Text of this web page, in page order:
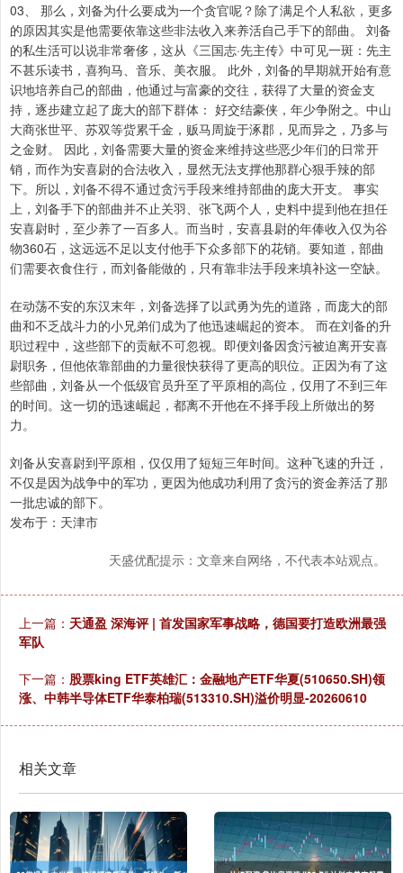
03、 那么，刘备为什么要成为一个贪官呢？除了满足个人私欲，更多
的原因其实是他需要依靠这些非法收入来养活自己手下的部曲。 刘备
的私生活可以说非常奢侈，这从《三国志·先主传》中可见一斑：先主
不甚乐读书，喜狗马、音乐、美衣服。 此外，刘备的早期就开始有意
识地培养自己的部曲，他通过与富豪的交往，获得了大量的资金支
持，逐步建立起了庞大的部下群体： 好交结豪侠，年少争附之。中山
大商张世平、苏双等赀累千金，贩马周旋于涿郡，见而异之，乃多与
之金财。 因此，刘备需要大量的资金来维持这些恶少年们的日常开
销，而作为安喜尉的合法收入，显然无法支撑他那群心狠手辣的部
下。所以，刘备不得不通过贪污手段来维持部曲的庞大开支。 事实
上，刘备手下的部曲并不止关羽、张飞两个人，史料中提到他在担任
安喜尉时，至少养了一百多人。而当时，安喜县尉的年俸收入仅为谷
物360石，这远远不足以支付他手下众多部下的花销。要知道，部曲
们需要衣食住行，而刘备能做的，只有靠非法手段来填补这一空缺。
在动荡不安的东汉末年，刘备选择了以武勇为先的道路，而庞大的部
曲和不乏战斗力的小兄弟们成为了他迅速崛起的资本。 而在刘备的升
职过程中，这些部下的贡献不可忽视。即便刘备因贪污被迫离开安喜
尉职务，但他依靠部曲的力量很快获得了更高的职位。正因为有了这
些部曲，刘备从一个低级官员升至了平原相的高位，仅用了不到三年
的时间。这一切的迅速崛起，都离不开他在不择手段上所做出的努
力。
刘备从安喜尉到平原相，仅仅用了短短三年时间。这种飞速的升迁，
不仅是因为战争中的军功，更因为他成功利用了贪污的资金养活了那
一批忠诚的部下。
发布于：天津市
天盛优配提示：文章来自网络，不代表本站观点。
上一篇： 天通盈 深海评 | 首发国家军事战略，德国要打造欧洲最强
军队
下一篇： 股票king ETF英雄汇：金融地产ETF华夏(510650.SH)领
涨、中韩半导体ETF华泰柏瑞(513310.SH)溢价明显-20260610
相关文章